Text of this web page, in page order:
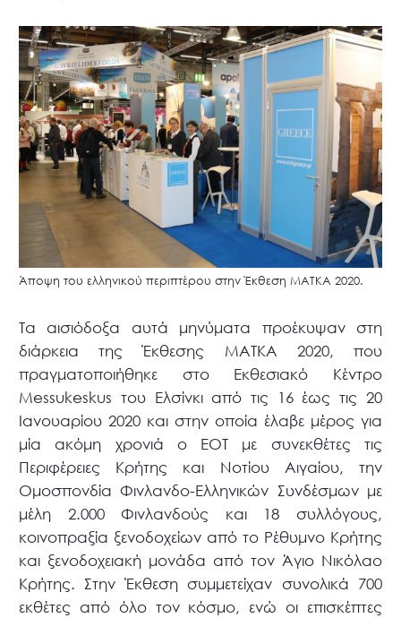
Άποψη του ελληνικού περιπτέρου στην Έκθεση ΜΑΤΚΑ 2020.
Τα αισιόδοξα αυτά μηνύματα προέκυψαν στη
διάρκεια της Έκθεσης ΜΑΤΚΑ 2020, που
πραγματοποιήθηκε στο Εκθεσιακό Κέντρο
Messukeskus του Ελσίνκι από τις 16 έως τις 20
Ιανουαρίου 2020 και στην οποία έλαβε μέρος για
μία ακόμη χρονιά ο ΕΟΤ με συνεκθέτες τις
Περιφέρειες Κρήτης και Νοτίου Αιγαίου, την
Ομοσπονδία Φινλανδο-Ελληνικών Συνδέσμων με
μέλη 2.000 Φινλανδούς και 18 συλλόγους,
κοινοπραξία ξενοδοχείων από το Ρέθυμνο Κρήτης
και ξενοδοχειακή μονάδα από τον Άγιο Νικόλαο
Κρήτης. Στην Έκθεση συμμετείχαν συνολικά 700
εκθέτες από όλο τον κόσμο, ενώ οι επισκέπτες